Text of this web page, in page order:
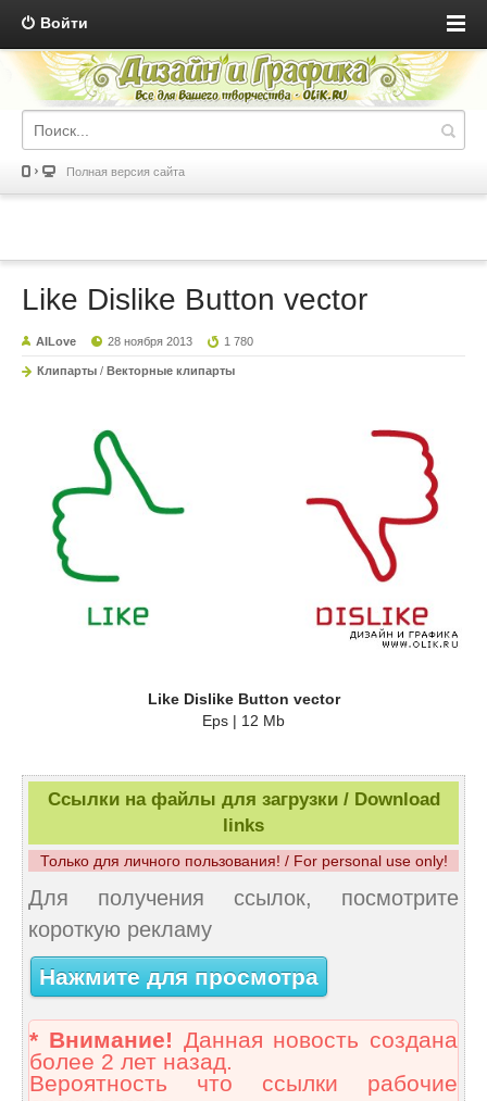
Войти
Полная версия сайта
Like Dislike Button vector
AILove 28 ноября 2013 1 780
Клипарты / Векторные клипарты
Like Dislike Button vector
Eps | 12 Mb
Ссылки на файлы для загрузки / Download
links
Только для личного пользования! / For personal use only!
Для получения ссылок, посмотрите
короткую рекламу
Нажмите для просмотра
* Внимание! Данная новость создана
более 2 лет назад.
Вероятность что ссылки рабочие